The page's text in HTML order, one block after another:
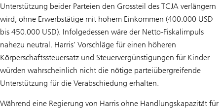
Unterstützung beider Parteien den Grossteil des TCJA verlängern
wird, ohne Erwerbstätige mit hohem Einkommen (400.000 USD
bis 450.000 USD). Infolgedessen wäre der Netto-Fiskalimpuls
nahezu neutral. Harris’ Vorschläge für einen höheren
Körperschaftssteuersatz und Steuervergünstigungen für Kinder
würden wahrscheinlich nicht die nötige parteiübergreifende
Unterstützung für die Verabschiedung erhalten.
Während eine Regierung von Harris ohne Handlungskapazität für